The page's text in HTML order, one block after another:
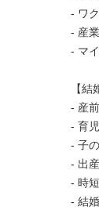
- ワ
- 産
- マ
【
- 産
- 育
- 子
- 出
- 時
- 結